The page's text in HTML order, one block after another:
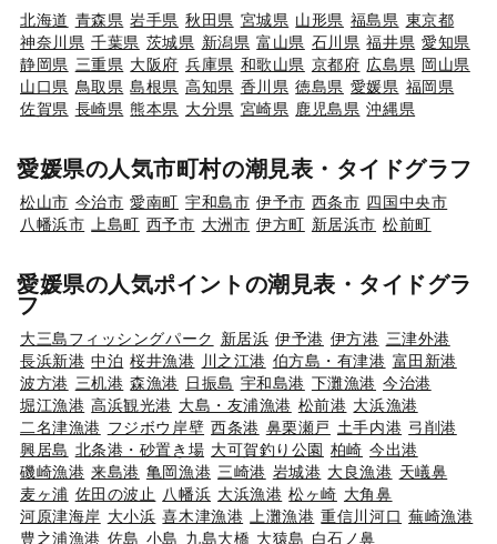
北海道 青森県 岩手県 秋田県 宮城県 山形県 福島県 東京都
神奈川県 千葉県 茨城県 新潟県 富山県 石川県 福井県 愛知県
静岡県 三重県 大阪府 兵庫県 和歌山県 京都府 広島県 岡山県
山口県 鳥取県 島根県 高知県 香川県 徳島県 愛媛県 福岡県
佐賀県 長崎県 熊本県 大分県 宮崎県 鹿児島県 沖縄県
愛媛県の人気市町村の潮見表・タイドグラフ
松山市 今治市 愛南町 宇和島市 伊予市 西条市 四国中央市
八幡浜市
上島町 西予市 大洲市 伊方町 新居浜市 松前町
愛媛県の人気ポイントの潮見表・タイドグラ
フ
大三島フィッシングパーク 新居浜 伊予港 伊方港 三津外港
長浜新港 中泊 桜井漁港 川之江港 伯方島・有津港 富田新港
波方港 三机港 森漁港 日振島 宇和島港 下灘漁港 今治港
堀江漁港 高浜観光港 大島・友浦漁港 松前港 大浜漁港
二名津漁港 フジボウ岸壁 西条港 鼻栗瀬戸 土手内港 弓削港
興居島 北条港・砂置き場 大可賀釣り公園 柏崎 今出港
磯崎漁港 来島港 亀岡漁港 三崎港 岩城港 大良漁港 天嶬鼻
麦ヶ浦 佐田の波止 八幡浜 大浜漁港 松ヶ崎 大角鼻
河原津海岸 大小浜 喜木津漁港 上灘漁港 重信川河口 蕪崎漁港
豊之浦漁港 佐島 小島 九島大橋 大猿島 白石ノ鼻